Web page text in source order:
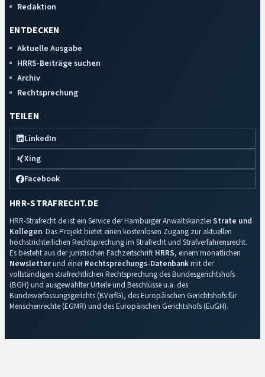
Redaktion
ENTDECKEN
Aktuelle Ausgabe
HRRS-Beiträge suchen
Archiv
Rechtsprechung
TEILEN
LinkedIn
Xing
Facebook
HRR-STRAFRECHT.DE
HRR-Strafrecht.de ist ein Service der Hamburger Anwaltskanzlei Strate und
Kollegen. Das Projekt bietet einen kostenlosen Zugang zur aktuellen
höchstrichterlichen Rechtsprechung im Strafrecht und Strafverfahrensrecht.
Es besteht aus der juristischen Fachzeitschrift HRRS, einem monatlichen
Newsletterund einerRechtsprechungs-Datenbankmit der
vollständigen strafrechtlichen Rechtsprechung des Bundesgerichtshofs
(BGH) und ausgewählter Urteile und Beschlüsse u.a. des
Bundesverfassungsgerichts (BVerfG), des Europäischen Gerichtshofs für
Menschenrechte (EGMR) und des Europäischen Gerichtshofs (EuGH).
Impressum·Datenschutz